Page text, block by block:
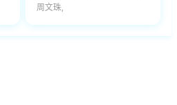
周文珠,